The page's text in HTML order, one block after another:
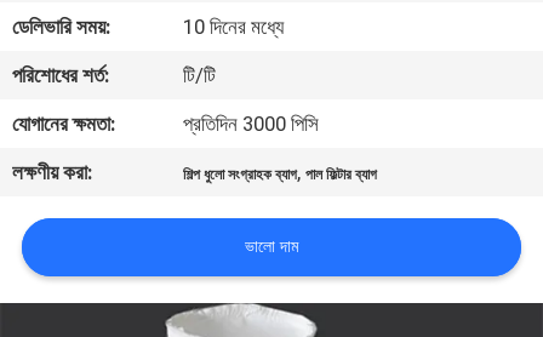
আমাদের
সাথে
যোগাযোগ
করুন
উদ্ধৃতির
জন্য
আবেদন
ডেলিভারি সময়:
10 দিনের মধ্যে
পরিশোধের শর্ত:
টি/টি
যোগানের ক্ষমতা:
প্রতিদিন 3000 পিসি
লক্ষণীয় করা:
শিল্প ধুলো সংগ্রাহক ব্যাগ,পাল ফিল্টার ব্যাগ
ভালো দাম